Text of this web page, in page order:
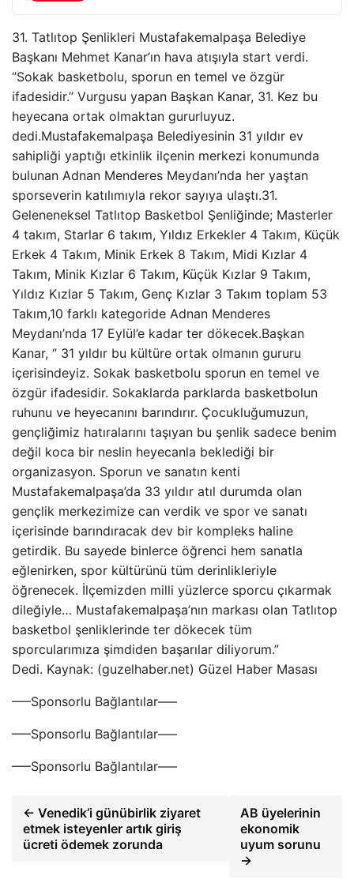
31. Tatlıtop Şenlikleri Mustafakemalpaşa Belediye
Başkanı Mehmet Kanar’ın hava atışıyla start verdi.
‘’Sokak basketbolu, sporun en temel ve özgür
ifadesidir.’’ Vurgusu yapan Başkan Kanar, 31. Kez bu
heyecana ortak olmaktan gururluyuz.
dedi.Mustafakemalpaşa Belediyesinin 31 yıldır ev
sahipliği yaptığı etkinlik ilçenin merkezi konumunda
bulunan Adnan Menderes Meydanı’nda her yaştan
sporseverin katılımıyla rekor sayıya ulaştı.31.
Geleneneksel Tatlıtop Basketbol Şenliğinde; Masterler
4 takım, Starlar 6 takım, Yıldız Erkekler 4 Takım, Küçük
Erkek 4 Takım, Minik Erkek 8 Takım, Midi Kızlar 4
Takım, Minik Kızlar 6 Takım, Küçük Kızlar 9 Takım,
Yıldız Kızlar 5 Takım, Genç Kızlar 3 Takım toplam 53
Takım,10 farklı kategoride Adnan Menderes
Meydanı’nda 17 Eylül’e kadar ter dökecek.Başkan
Kanar, ‘’ 31 yıldır bu kültüre ortak olmanın gururu
içerisindeyiz. Sokak basketbolu sporun en temel ve
özgür ifadesidir. Sokaklarda parklarda basketbolun
ruhunu ve heyecanını barındırır. Çocukluğumuzun,
gençliğimiz hatıralarını taşıyan bu şenlik sadece benim
değil koca bir neslin heyecanla beklediği bir
organizasyon. Sporun ve sanatın kenti
Mustafakemalpaşa’da 33 yıldır atıl durumda olan
gençlik merkezimize can verdik ve spor ve sanatı
içerisinde barındıracak dev bir kompleks haline
getirdik. Bu sayede binlerce öğrenci hem sanatla
eğlenirken, spor kültürünü tüm derinlikleriyle
öğrenecek. İlçemizden milli yüzlerce sporcu çıkarmak
dileğiyle… Mustafakemalpaşa’nın markası olan Tatlıtop
basketbol şenliklerinde ter dökecek tüm
sporcularımıza şimdiden başarılar diliyorum.”
Dedi. Kaynak: (guzelhaber.net) Güzel Haber Masası
—–Sponsorlu Bağlantılar—–
—–Sponsorlu Bağlantılar—–
—–Sponsorlu Bağlantılar—–
← Venedik’i günübirlik ziyaret
etmek isteyenler artık giriş
ücreti ödemek zorunda
AB üyelerinin
ekonomik
uyum sorunu
→